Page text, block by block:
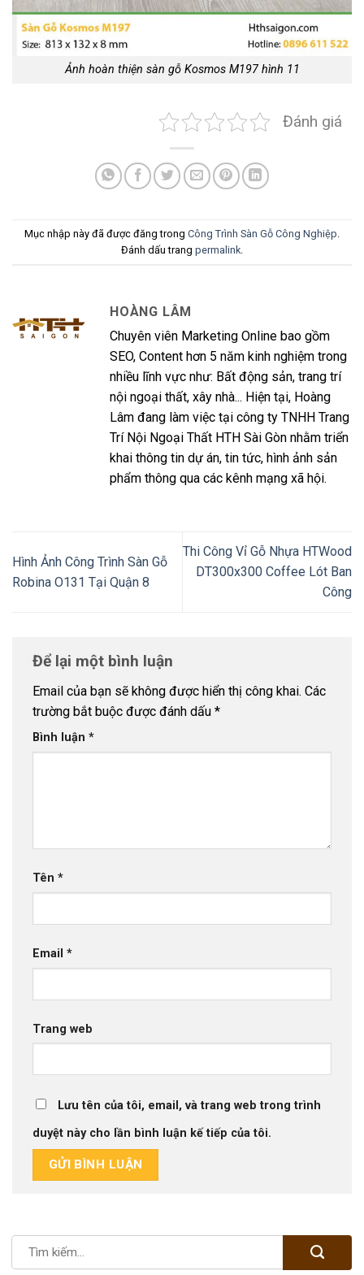
Ảnh hoàn thiện sàn gỗ Kosmos M197 hình 11
Đánh giá
Mục nhập này đã được đăng trong Công Trình Sàn Gỗ Công Nghiệp
Đánh dấu trang permalink
HOÀNG LÂM
Chuyên viên Marketing Online bao gồm
SEO, Content hơn 5 năm kinh nghiệm trong
nhiều lĩnh vực như: Bất động sản, trang trí
nội ngoại thất, xây nhà... Hiện tại, Hoàng
Lâm đang làm việc tại công ty TNHH Trang
Trí Nội Ngoại Thất HTH Sài Gòn nhằm triển
khai thông tin dự án, tin tức, hình ảnh sản
phẩm thông qua các kênh mạng xã hội.
Hình Ảnh Công Trình Sàn Gỗ
Robina O131 Tại Quận 8
Thi Công Vỉ Gỗ Nhựa HTWood
DT300x300 Coffee Lót Ban
Công
Để lại một bình luận
Email của bạn sẽ không được hiển thị công khai. Các
trường bắt buộc được đánh dấu *
Bình luận *
Tên *
Email *
Trang web
Lưu tên của tôi, email, và trang web trong trình
duyệt này cho lần bình luận kế tiếp của tôi.